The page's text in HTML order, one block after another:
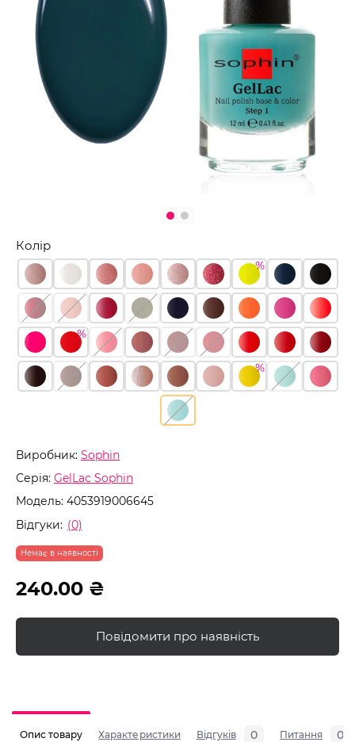
Виробник: Sophin
Серія: GelLac Sophin
Модель: 4053919006645
Відгуки: (0)
Немає в наявності
Колір
240.00 ₴
Повідомити про наявність
Опис товару Характеристики Відгуків 0 Питання 0